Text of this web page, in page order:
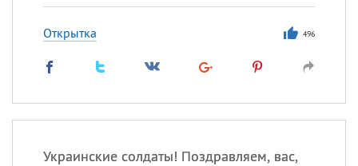
Открытка 496
Украинские солдаты! Поздравляем, вас,